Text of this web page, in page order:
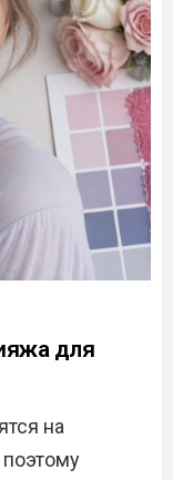
для
на